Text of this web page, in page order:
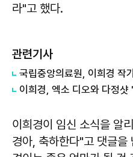
라"고 했다.
관련기사
국립중앙의료원, 이희경 작
이희경, 엑소 디오와 다정
이희경이 임신 소식을 알
경아, 축하한다"고 댓글을